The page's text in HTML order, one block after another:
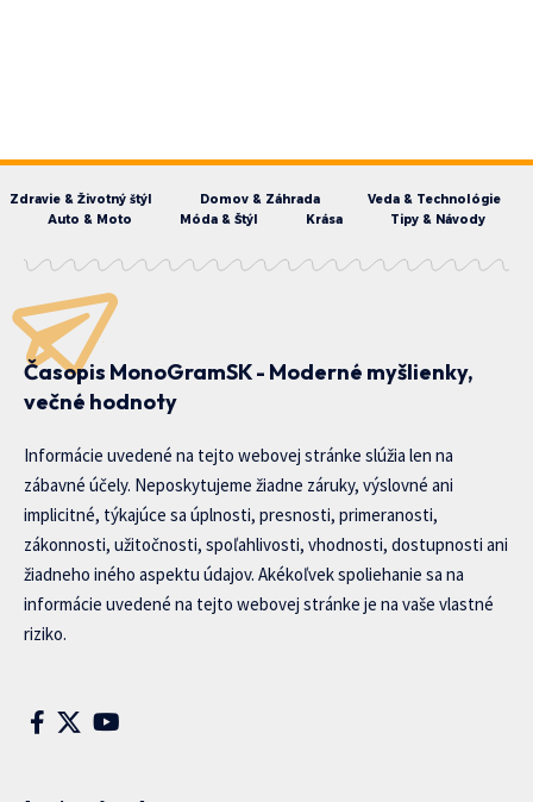
Zdravie & Životný štýl Domov & Záhrada
Veda & Technológie
Auto & Moto
Móda & Štýl Krása Tipy & Návody
Časopis MonoGramSK - Moderné myšlienky,
večné hodnoty
Informácie uvedené na tejto webovej stránke slúžia len na
zábavné účely. Neposkytujeme žiadne záruky, výslovné ani
implicitné, týkajúce sa úplnosti, presnosti, primeranosti,
zákonnosti, užitočnosti, spoľahlivosti, vhodnosti, dostupnosti ani
žiadneho iného aspektu údajov. Akékoľvek spoliehanie sa na
informácie uvedené na tejto webovej stránke je na vaše vlastné
riziko.